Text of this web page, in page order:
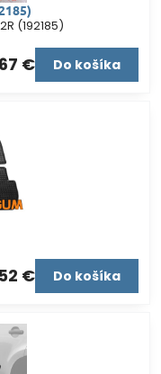
(192185)
€ Do košíka
€ Do košíka